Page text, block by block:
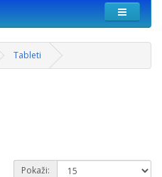
Tableti
Pokaži: